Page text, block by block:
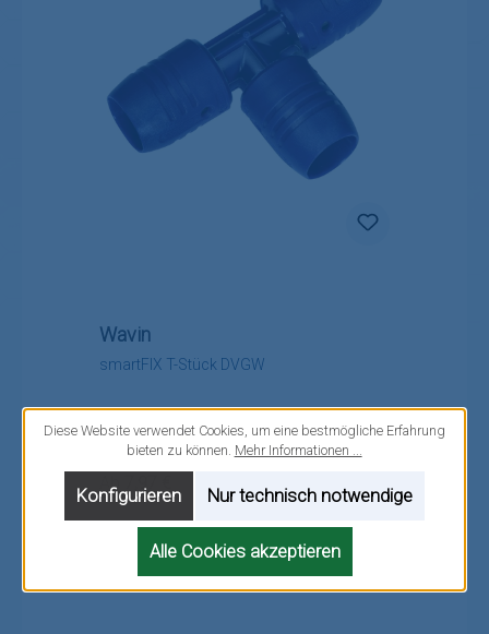
smartFIX T-Stück DVGW
Wavin
Ab
Diese Website verwendet Cookies, um eine bestmögliche Erfahrung
bieten zu können. Mehr Informationen ...
Nur technisch notwendige
Konfigurieren
Alle Cookies akzeptieren